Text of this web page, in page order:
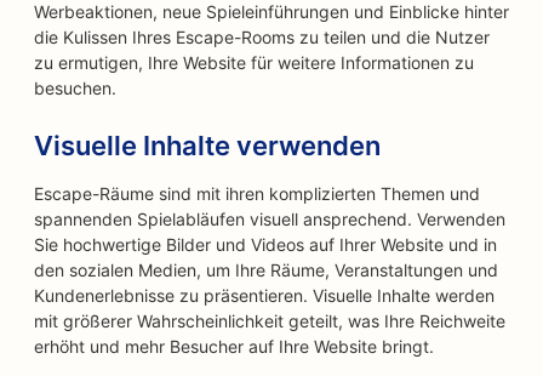
Werbeaktionen, neue Spieleinführungen und Einblicke hinter
die Kulissen Ihres Escape-Rooms zu teilen und die Nutzer
zu ermutigen, Ihre Website für weitere Informationen zu
besuchen.
Visuelle Inhalte verwenden
Escape-Räume sind mit ihren komplizierten Themen und
spannenden Spielabläufen visuell ansprechend. Verwenden
Sie hochwertige Bilder und Videos auf Ihrer Website und in
den sozialen Medien, um Ihre Räume, Veranstaltungen und
Kundenerlebnisse zu präsentieren. Visuelle Inhalte werden
mit größerer Wahrscheinlichkeit geteilt, was Ihre Reichweite
erhöht und mehr Besucher auf Ihre Website bringt.